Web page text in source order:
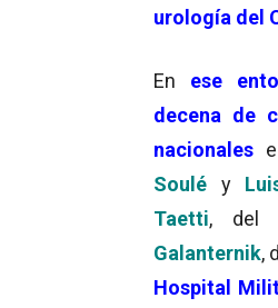
urología del
En ese
decena de
nacionales
Soulé y
Taetti, del
Galanternik,
Hospital